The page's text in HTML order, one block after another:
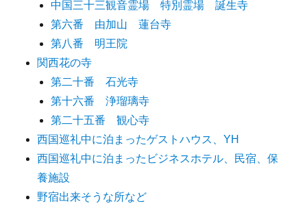
中国三十三観音霊場 特別霊場 誕生寺
第六番 由加山 蓮台寺
第八番 明王院
関西花の寺
第二十番 石光寺
第十六番 浄瑠璃寺
第二十五番 観心寺
西国巡礼中に泊まったゲストハウス、YH
西国巡礼中に泊まったビジネスホテル、民宿、保
養施設
野宿出来そうな所など